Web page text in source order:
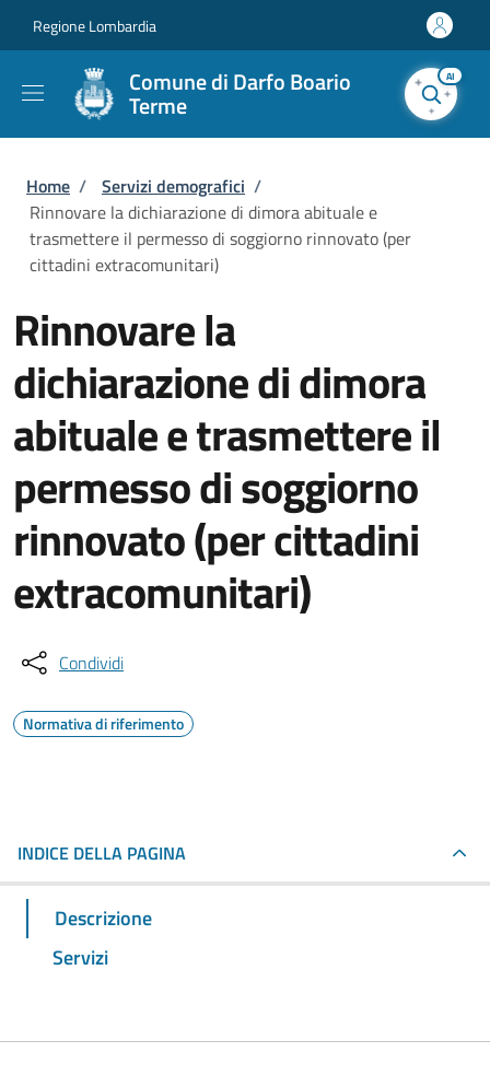
Regione Lombardia
Comune di Darfo Boario
Terme
AI
Briciole di pane
Home / Servizi demografici /
Rinnovare la dichiarazione di dimora abituale e
trasmettere il permesso di soggiorno rinnovato (per
cittadini extracomunitari)
Rinnovare la
dichiarazione di dimora
abituale e trasmettere il
permesso di soggiorno
rinnovato (per cittadini
extracomunitari)
Condividi
Normativa di riferimento
INDICE DELLA PAGINA
Descrizione
Servizi